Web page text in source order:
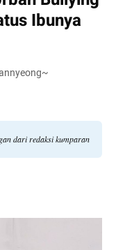
Ibunya
dari redaksi kumparan